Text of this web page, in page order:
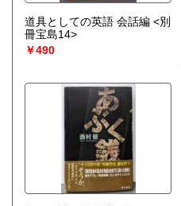
道具としての英語 会話編 <別
冊宝島14>
￥490